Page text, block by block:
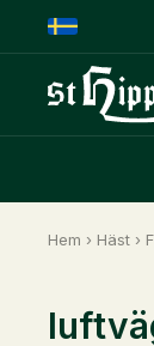
Hem › Häst ›